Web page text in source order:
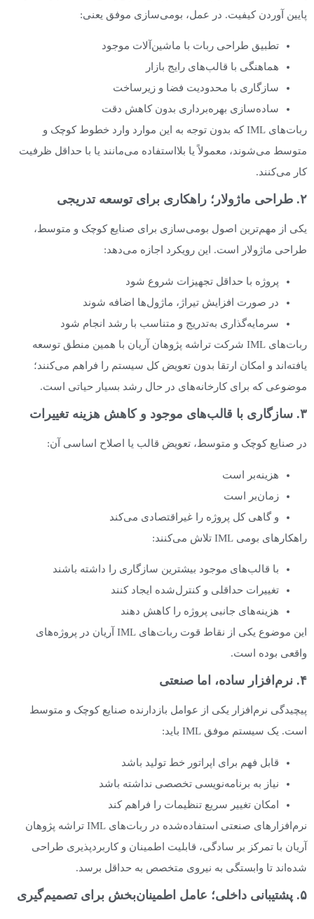
پایین آوردن کیفیت. در عمل، بومی‌سازی موفق یعنی:
تطبیق طراحی ربات با ماشین‌آلات موجود
هماهنگی با قالب‌های رایج بازار
سازگاری با محدودیت فضا و زیرساخت
ساده‌سازی بهره‌برداری بدون کاهش دقت
ربات‌های IML که بدون توجه به این موارد وارد خطوط کوچک و
متوسط می‌شوند، معمولاً یا بلااستفاده می‌مانند یا با حداقل ظرفیت
کار می‌کنند.
۲. طراحی ماژولار؛ راهکاری برای توسعه تدریجی
یکی از مهم‌ترین اصول بومی‌سازی برای صنایع کوچک و متوسط،
طراحی ماژولار است. این رویکرد اجازه می‌دهد:
پروژه با حداقل تجهیزات شروع شود
در صورت افزایش تیراژ، ماژول‌ها اضافه شوند
سرمایه‌گذاری به‌تدریج و متناسب با رشد انجام شود
ربات‌های IML شرکت تراشه پژوهان آریان با همین منطق توسعه
یافته‌اند و امکان ارتقا بدون تعویض کل سیستم را فراهم می‌کنند؛
موضوعی که برای کارخانه‌های در حال رشد بسیار حیاتی است.
۳. سازگاری با قالب‌های موجود و کاهش هزینه تغییرات
در صنایع کوچک و متوسط، تعویض قالب یا اصلاح اساسی آن:
هزینه‌بر است
زمان‌بر است
و گاهی کل پروژه را غیراقتصادی می‌کند
راهکارهای بومی IML تلاش می‌کنند:
با قالب‌های موجود بیشترین سازگاری را داشته باشند
تغییرات حداقلی و کنترل‌شده ایجاد کنند
هزینه‌های جانبی پروژه را کاهش دهند
این موضوع یکی از نقاط قوت ربات‌های IML آریان در پروژه‌های
واقعی بوده است.
۴. نرم‌افزار ساده، اما صنعتی
پیچیدگی نرم‌افزار یکی از عوامل بازدارنده صنایع کوچک و متوسط
است. یک سیستم موفق IML باید:
قابل فهم برای اپراتور خط تولید باشد
نیاز به برنامه‌نویسی تخصصی نداشته باشد
امکان تغییر سریع تنظیمات را فراهم کند
نرم‌افزارهای صنعتی استفاده‌شده در ربات‌های IML تراشه پژوهان
آریان با تمرکز بر سادگی، قابلیت اطمینان و کاربردپذیری طراحی
شده‌اند تا وابستگی به نیروی متخصص به حداقل برسد.
۵. پشتیبانی داخلی؛ عامل اطمینان‌بخش برای تصمیم‌گیری